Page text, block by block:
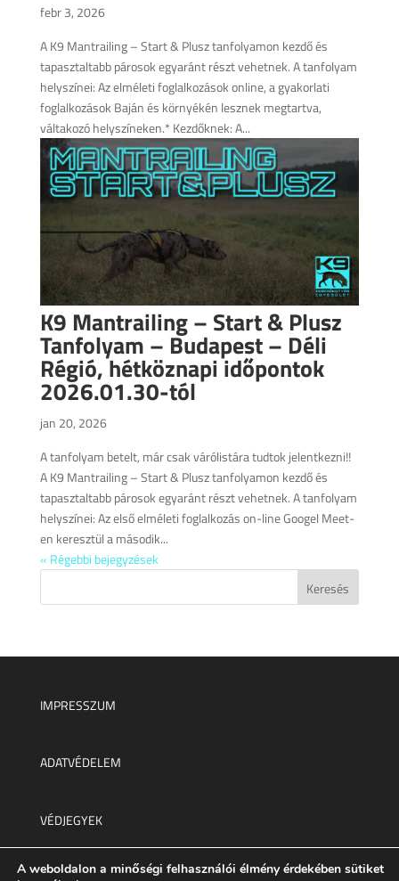
febr 3, 2026
A K9 Mantrailing – Start & Plusz tanfolyamon kezdő és
tapasztaltabb párosok egyaránt részt vehetnek. A tanfolyam
helyszínei: Az elméleti foglalkozások online, a gyakorlati
foglalkozások Baján és környékén lesznek megtartva,
váltakozó helyszíneken.* Kezdőknek: A...
K9 Mantrailing – Start & Plusz
Tanfolyam – Budapest – Déli
Régió, hétköznapi időpontok
2026.01.30-tól
jan 20, 2026
A tanfolyam betelt, már csak várólistára tudtok jelentkezni!!
A K9 Mantrailing – Start & Plusz tanfolyamon kezdő és
tapasztaltabb párosok egyaránt részt vehetnek. A tanfolyam
helyszínei: Az első elméleti foglalkozás on-line Googel Meet-
en keresztül a második...
« Régebbi bejegyzések
IMPRESSZUM
ADATVÉDELEM
VÉDJEGYEK
Minden jog fenntartva © 2025.
A weboldalon a minőségi felhasználói élmény érdekében sütiket